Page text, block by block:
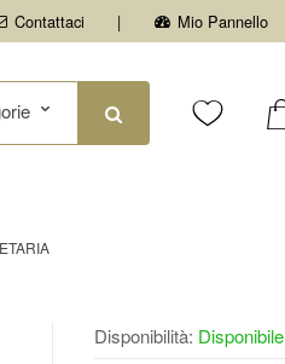
Contattaci Mio Pannello
Disponibilità: Disponibile